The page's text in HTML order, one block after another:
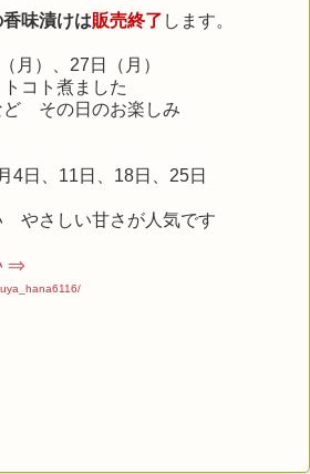
味漬けは販売終了 します。
（月）、27日（月）
ト煮ました
ど その日のお楽しみ
月4日
、11日、18日、25日
やさしい甘さが人気です
⇒